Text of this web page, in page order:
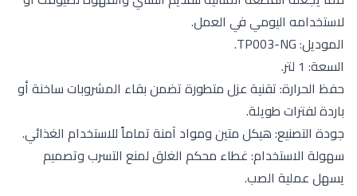
لاستخدامه اليومي في العمل.
الموديل: TP003-NG.
السعة: 1 لتر.
حفظ الحرارة: تقنية عزل متطورة تضمن بقاء المشروبات ساخنة أو
باردة لفترات طويلة.
جودة التصنيع: هيكل متين ومواد آمنة تماماً للاستخدام الغذائي.
سهولة الاستخدام: غطاء محكم الغلق لمنع التسرب وتصميم
يسهل عملية الصب.